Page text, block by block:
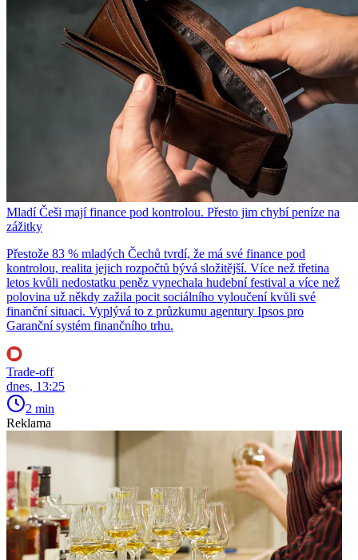
Mladí Češi mají finance pod kontrolou. Přesto jim chybí peníze na
zážitky
Přestože 83 % mladých Čechů tvrdí, že má své finance pod
kontrolou, realita jejich rozpočtů bývá složitější. Více než třetina
letos kvůli nedostatku peněz vynechala hudební festival a více než
polovina už někdy zažila pocit sociálního vyloučení kvůli své
finanční situaci. Vyplývá to z průzkumu agentury Ipsos pro
Garanční systém finančního trhu.
Trade-off
dnes, 13:25
2 min
Reklama